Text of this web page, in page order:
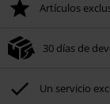
Tras introducir el
No acumulable con
Rammstein, (Till)
Hosen, Metality,
Artículos
30 días de
Un servicio